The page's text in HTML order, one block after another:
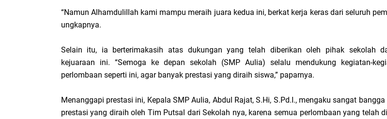
“Namun Alhamdulillah kami mampu meraih juara kedua ini, berkat kerja keras dari seluruh
ungkapnya.
Selain itu, ia berterimakasih atas dukungan yang telah diberikan oleh pihak sekolah
kejuaraan ini. “Semoga ke depan sekolah (SMP Aulia) selalu mendukung kegiatan-
perlombaan seperti ini, agar banyak prestasi yang diraih siswa,” paparnya.
Menanggapi prestasi ini, Kepala SMP Aulia, Abdul Rajat, S.Hi, S.Pd.I., mengaku sangat
prestasi yang diraih oleh Tim Putsal dari Sekolah nya, karena semua perlombaan yang telah